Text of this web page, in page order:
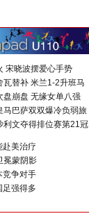
宋晓波摆爱心手势
瓦替补 米兰1-2升班马
盘崩盘 无缘女单八强
马巴萨双双爆冷负弱旅
利文夺得排位赛第21冠
赴美治疗
冕蒙阴影
竞争对手
足强得多